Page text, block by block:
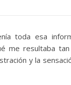
toda esa
me resultaba
y la